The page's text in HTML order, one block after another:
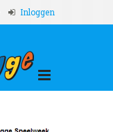
Inloggen